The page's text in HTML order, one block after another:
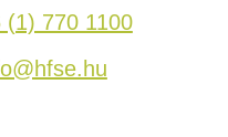
(1) 770 1100